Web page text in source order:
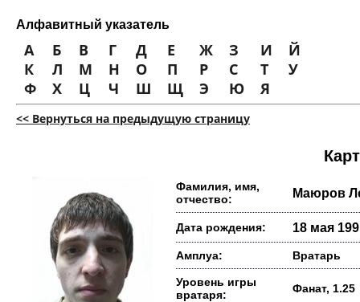
Алфавитный указатель
А Б В Г Д Е Ж З И
Й
К
Л М Н О П Р С Т
У
Ф
Х Ц Ч Ш Щ Э Ю Я
<< Вернуться на предыдущую страницу
Фамилия, имя,
отчество:
Маюров
Дата рождения: 18 мая
Амплуа: Вратарь
Уровень игры
вратаря:
Фанат, 1.25